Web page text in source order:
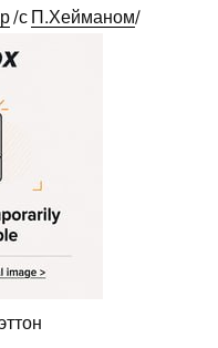
/с П.Хейманом/